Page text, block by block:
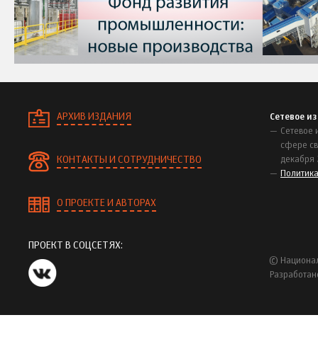
АРХИВ ИЗДАНИЯ
КОНТАКТЫ И СОТРУДНИЧЕСТВО
О ПРОЕКТЕ И АВТОРАХ
Сетевое
Сетевое
сфере
декабря
ПРОЕКТ В СОЦСЕТЯХ:
©